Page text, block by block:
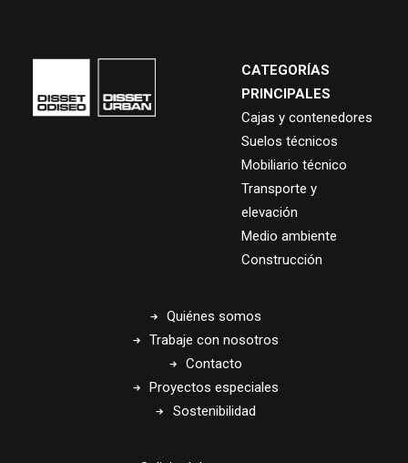
CATEGORÍAS
PRINCIPALES
Cajas y contenedores
Suelos técnicos
Mobiliario técnico
Transporte y
elevación
Medio ambiente
Construcción
Quiénes somos
Trabaje con nosotros
Contacto
Proyectos especiales
Sostenibilidad